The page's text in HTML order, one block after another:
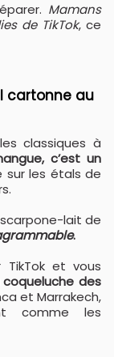
Mamans
de TikTok, ce
cartonne au
c’est un
les étals de
lait de
.
TikTok et vous
des
et Marrakech,
comme les